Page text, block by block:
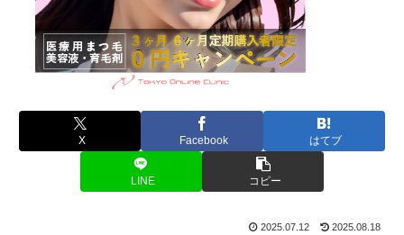
X Facebook はてブ
LINE コピー
2025.07.12 2025.08.18